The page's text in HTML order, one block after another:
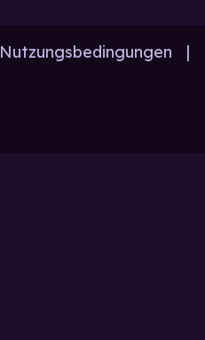
Nutzungsbedingungen |